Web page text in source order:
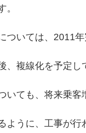
。
ついては、2011
、複線化を予定し
いても、将来乗客
ように、工事が行